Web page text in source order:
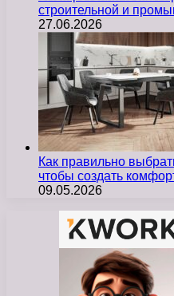
строительной и
27.06.2026
Как правильно
чтобы создать
09.05.2026